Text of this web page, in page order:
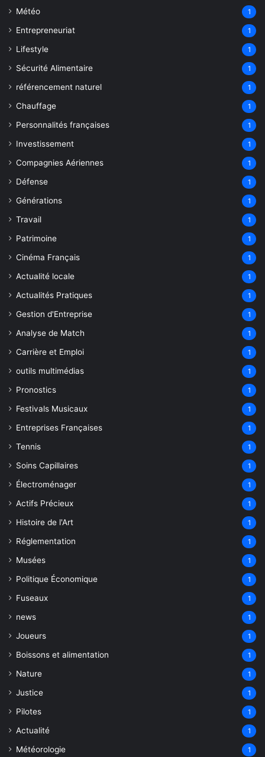
Météo 1
Entrepreneuriat 1
Lifestyle 1
Sécurité Alimentaire 1
référencement naturel 1
Chauffage 1
Personnalités françaises 1
Investissement 1
Compagnies Aériennes 1
Défense 1
Générations 1
Travail 1
Patrimoine 1
Cinéma Français 1
Actualité locale 1
Actualités Pratiques 1
Gestion d'Entreprise 1
Analyse de Match 1
Carrière et Emploi 1
outils multimédias 1
Pronostics 1
Festivals Musicaux 1
Entreprises Françaises 1
Tennis 1
Soins Capillaires 1
Électroménager 1
Actifs Précieux 1
Histoire de l'Art 1
Réglementation 1
Musées 1
Politique Économique 1
Fuseaux 1
news 1
Joueurs 1
Boissons et alimentation 1
Nature 1
Justice 1
Pilotes 1
Actualité 1
Météorologie 1